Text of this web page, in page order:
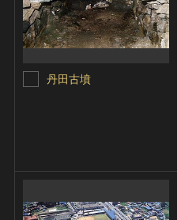
丹田古墳